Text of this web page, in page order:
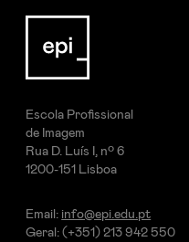
Escola Profissional
de Imagem
Rua D. Luís I, nº 6
1200-151 Lisboa
Email: info@epi.edu.pt
Geral: (+351) 213 942 550